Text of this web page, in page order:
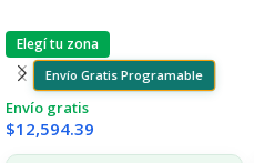
Elegí tu zona
Envío Gratis Programable
Envío gratis
$12,594.39